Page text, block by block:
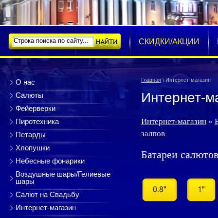
НОВОСТИ ГЛАВНАЯ СКИДКИ/АКЦИИ
О нас
Салюты
Фейерверки
Пиротехника
Петарды
Хлопушки
Небесные фонарики
Воздушные шары/Гелиевые
шары
Салют на Свадьбу
Интернет-магазин
Главная \ Интернет-магазин
Интернет-
Интернет-магазин »
залпов
Батареи